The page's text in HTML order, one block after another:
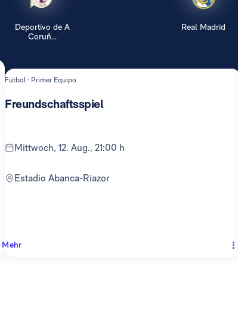
Deportivo de A
Coruñ...
Real Madrid
Fútbol · Primer Equipo
Freundschaftsspiel
Mittwoch, 12. Aug., 21:00 h
Estadio Abanca-Riazor
Mehr